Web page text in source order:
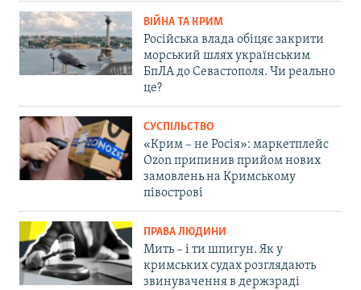
ВІЙНА ТА КРИМ
Російська влада обіцяє закрити
морський шлях українським
БпЛА до Севастополя. Чи реально
це?
СУСПІЛЬСТВО
«Крим – не Росія»: маркетплейс
Ozon припинив прийом нових
замовлень на Кримському
півострові
ПРАВА ЛЮДИНИ
Мить – і ти шпигун. Як у
кримських судах розглядають
звинувачення в держзраді